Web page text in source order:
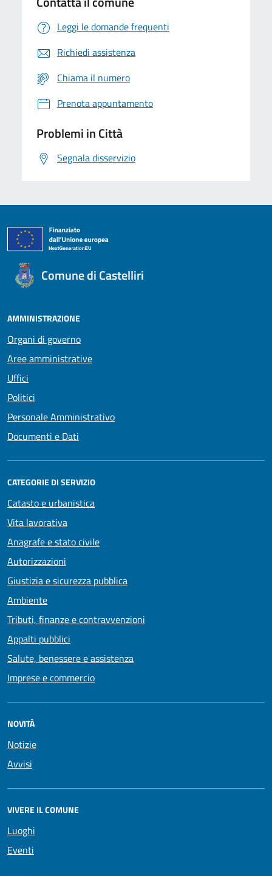
Leggi le domande frequenti
Richiedi assistenza
Chiama il numero
Prenota appuntamento
Problemi in Città
Segnala disservizio
Comune di Castelliri
AMMINISTRAZIONE
Organi di governo
Aree amministrative
Uffici
Politici
Personale Amministrativo
Documenti e Dati
CATEGORIE DI SERVIZIO
Catasto e urbanistica
Vita lavorativa
Anagrafe e stato civile
Autorizzazioni
Giustizia e sicurezza pubblica
Ambiente
Tributi, finanze e contravvenzioni
Appalti pubblici
Salute, benessere e assistenza
Imprese e commercio
NOVITÀ
Notizie
Avvisi
VIVERE IL COMUNE
Luoghi
Eventi